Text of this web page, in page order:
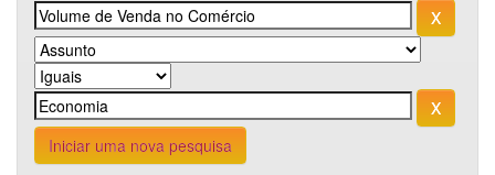
Iniciar uma nova pesquisa